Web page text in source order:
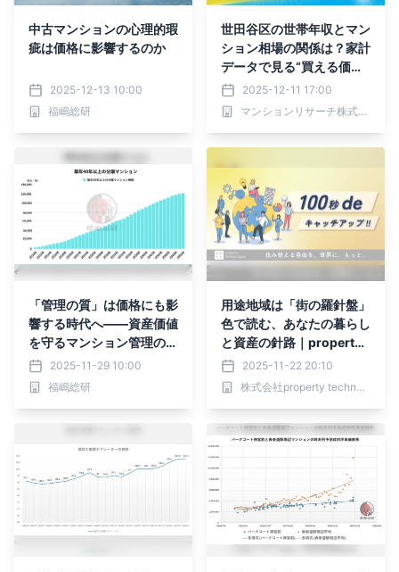
中古マンションの心理的瑕
疵は価格に影響するのか
2025-12-13 10:00
福嶋総研
世田谷区の世帯年収とマン
ション相場の関係は？家計
データで見る“買える価格
ライン”最新版
2025-12-11 17:00
マンションリサーチ株式会社
「管理の質」は価格にも影
響する時代へ――資産価値
を守るマンション管理の現
在地2025-11-29 10:00
福嶋総研
用途地域は「街の羅針盤」
色で読む、あなたの暮らし
と資産の針路｜property t
echnologies
2025-11-22 20:10
株式会社property technologies